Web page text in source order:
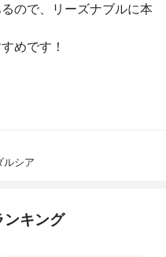
ので、リーズナブルに本
めです！
ルシア
ンキング